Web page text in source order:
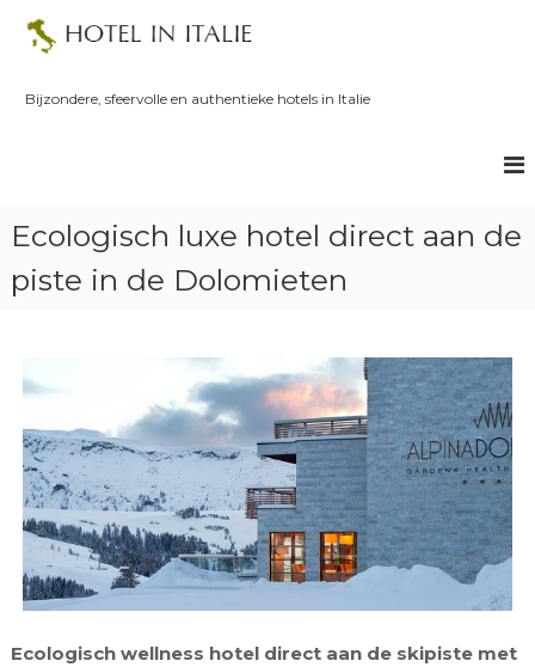
Bijzondere, sfeervolle en authentieke hotels in Italie
Ecologisch luxe hotel direct aan de
piste in de Dolomieten
Ecologisch wellness hotel direct aan de skipiste met